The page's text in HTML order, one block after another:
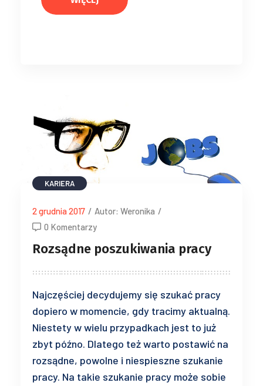
KARIERA
2 grudnia 2017 / Autor: Weronika /
0 Komentarzy
Rozsądne poszukiwania pracy
Najczęściej decydujemy się szukać pracy
dopiero w momencie, gdy tracimy aktualną.
Niestety w wielu przypadkach jest to już
zbyt późno. Dlatego też warto postawić na
rozsądne, powolne i niespieszne szukanie
pracy. Na takie szukanie pracy może sobie